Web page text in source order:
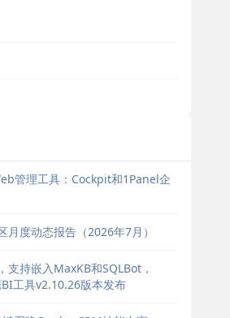
管理工具：Cockpit和1Panel企
月度动态报告（2026年7月）
支持嵌入MaxKB和SQLBot，
工具v2.10.26版本发布